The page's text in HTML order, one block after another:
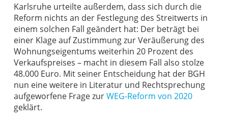
Karlsruhe urteilte außerdem, dass sich durch die
Reform nichts an der Festlegung des Streitwerts in
einem solchen Fall geändert hat: Der beträgt bei
einer Klage auf Zustimmung zur Veräußerung des
Wohnungseigentums weiterhin 20 Prozent des
Verkaufspreises – macht in diesem Fall also stolze
48.000 Euro. Mit seiner Entscheidung hat der BGH
nun eine weitere in Literatur und Rechtsprechung
aufgeworfene Frage zurWEG-Reform von 2020
geklärt.